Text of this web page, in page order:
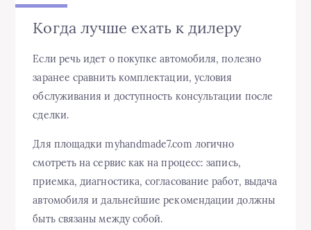
Когда лучше ехать к дилеру
Если речь идет о покупке автомобиля, полезно
заранее сравнить комплектации, условия
обслуживания и доступность консультации после
сделки.
Для площадки myhandmade7.com логично
смотреть на сервис как на процесс: запись,
приемка, диагностика, согласование работ, выдача
автомобиля и дальнейшие рекомендации должны
быть связаны между собой.